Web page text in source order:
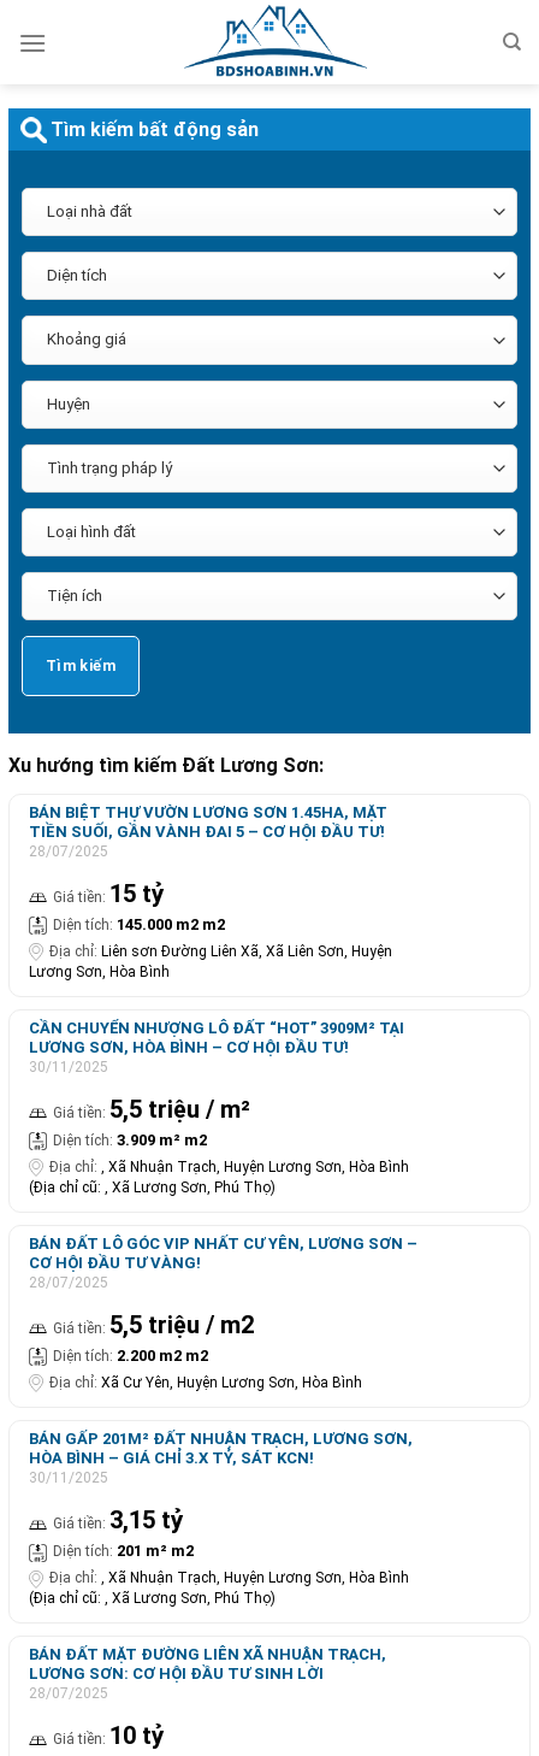
qua
dung
Xu hướng tìm kiếm Đất Lương Sơn:
BÁN BIỆT THỰ VƯỜN LƯƠNG SƠN 1.45HA, MẶT
TIỀN SUỐI, GẦN VÀNH ĐAI 5 – CƠ HỘI ĐẦU TƯ!
28/07/2025
Giá tiền: 15 tỷ
Diện tích: 145.000 m2 m2
Địa chỉ: Liên sơn Đường Liên Xã, Xã Liên Sơn, Huyện
Lương Sơn, Hòa Bình
CẦN CHUYỂN NHƯỢNG LÔ ĐẤT “HOT” 3909M² TẠI
LƯƠNG SƠN, HÒA BÌNH – CƠ HỘI ĐẦU TƯ!
30/11/2025
Giá tiền: 5,5 triệu / m²
Diện tích: 3.909 m² m2
Địa chỉ: , Xã Nhuận Trạch, Huyện Lương Sơn, Hòa Bình
(Địa chỉ cũ: , Xã Lương Sơn, Phú Thọ)
BÁN ĐẤT LÔ GÓC VIP NHẤT CƯ YÊN, LƯƠNG SƠN –
CƠ HỘI ĐẦU TƯ VÀNG!
28/07/2025
Giá tiền: 5,5 triệu / m2
Diện tích: 2.200 m2 m2
Địa chỉ: Xã Cư Yên, Huyện Lương Sơn, Hòa Bình
BÁN GẤP 201M² ĐẤT NHUẬN TRẠCH, LƯƠNG SƠN,
HÒA BÌNH – GIÁ CHỈ 3.X TỶ, SÁT KCN!
30/11/2025
Giá tiền: 3,15 tỷ
Diện tích: 201 m² m2
Địa chỉ: , Xã Nhuận Trạch, Huyện Lương Sơn, Hòa Bình
(Địa chỉ cũ: , Xã Lương Sơn, Phú Thọ)
BÁN ĐẤT MẶT ĐƯỜNG LIÊN XÃ NHUẬN TRẠCH,
LƯƠNG SƠN: CƠ HỘI ĐẦU TƯ SINH LỜI
28/07/2025
Giá tiền: 10 tỷ
Tìm kiếm bất động sản